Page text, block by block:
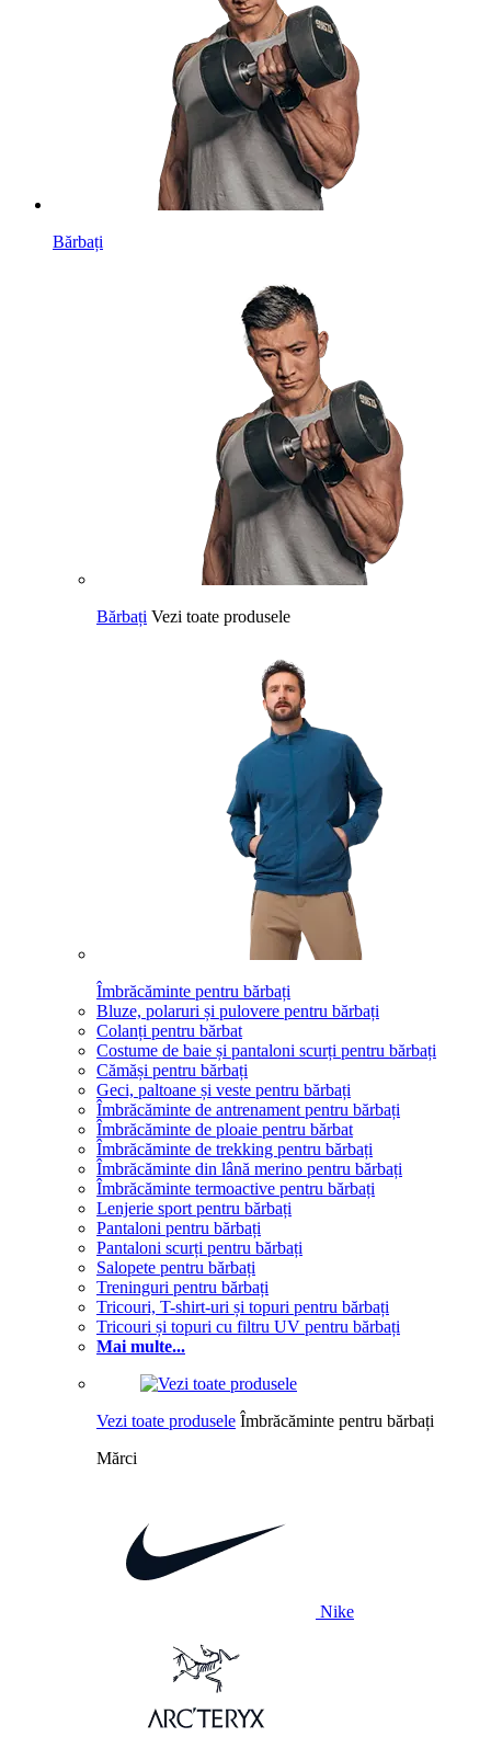
Bărbați
Bărbați Vezi toate produsele
Îmbrăcăminte pentru bărbați
Bluze, polaruri și pulovere pentru bărbați
Colanți pentru bărbat
Costume de baie și pantaloni scurți pentru bărbați
Cămăși pentru bărbați
Geci, paltoane și veste pentru bărbați
Îmbrăcăminte de antrenament pentru bărbați
Îmbrăcăminte de ploaie pentru bărbat
Îmbrăcăminte de trekking pentru bărbați
Îmbrăcăminte din lână merino pentru bărbați
Îmbrăcăminte termoactive pentru bărbați
Lenjerie sport pentru bărbați
Pantaloni pentru bărbați
Pantaloni scurți pentru bărbați
Salopete pentru bărbați
Treninguri pentru bărbați
Tricouri, T-shirt-uri și topuri pentru bărbați
Tricouri și topuri cu filtru UV pentru bărbați
Mai multe...
Vezi toate produsele Îmbrăcăminte pentru bărbați
Mărci
Nike